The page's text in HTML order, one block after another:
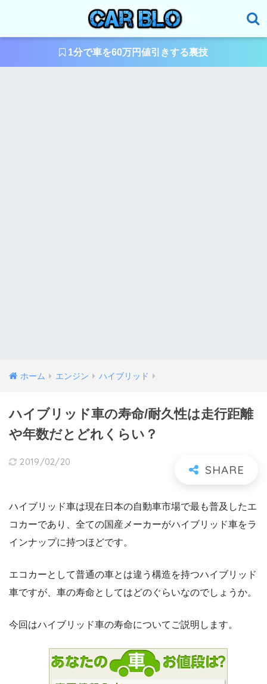
1分で車を60万円値引きする裏技
ホーム エンジン ハイブリッド
ハイブリッド車の寿命/耐久性は走行距離
や年数だとどれくらい？
2019/02/20
ハイブリッド車は現在日本の自動車市場で最も普及したエ
コカーであり、全ての国産メーカーがハイブリッド車をラ
インナップに持つほどです。
エコカーとして普通の車とは違う構造を持つハイブリッド
車ですが、車の寿命としてはどのぐらいなのでしょうか。
今回はハイブリッド車の寿命についてご説明します。